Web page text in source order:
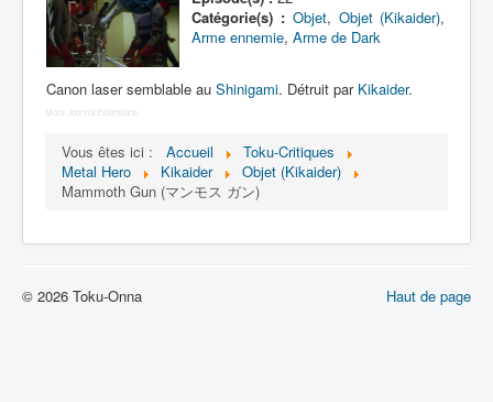
Séries
Films
COSAA
Dessins
Artiste Asperger
Lexique
Jinzô ningen Kikaider (人造 人間
Catégorie(s) : Objet, Objet (Kikaider),
Arme ennemie,Arme de Dark
Canon laser semblable au Shinigami. Détruit par Kikaider.
More Joomla Extensions
Vous êtes ici : Accueil
Toku-Critiques
Metal Hero
Kikaider
Objet (Kikaider)
Mammoth Gun (マンモス ガン)
Haut de page
© 2026 Toku-Onna